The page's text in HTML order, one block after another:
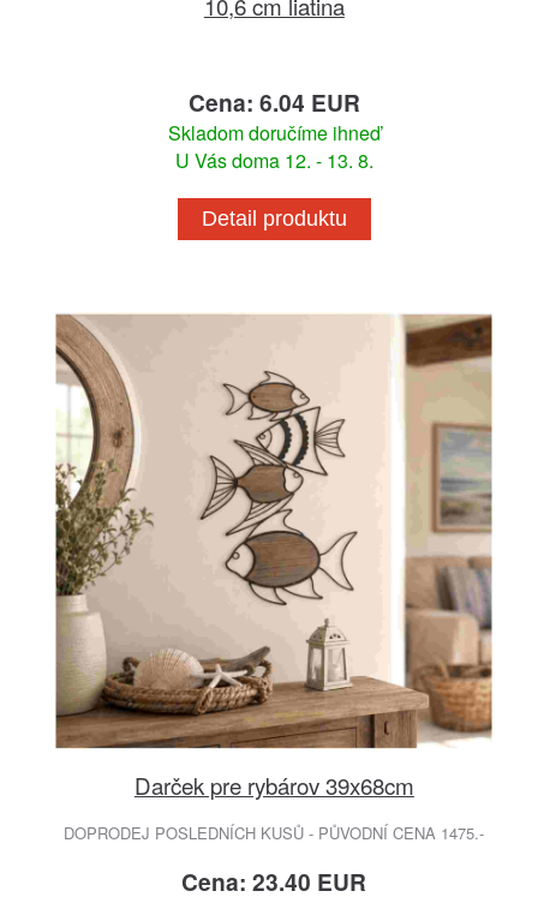
Cena: 6.04 EUR
Skladom doručíme ihneď
U Vás doma 12. - 13. 8.
Detail produktu
Darček pre rybárov 39x68cm
DOPRODEJ POSLEDNÍCH KUSŮ - PŮVODNÍ CENA 1475.-
Cena: 23.40 EUR